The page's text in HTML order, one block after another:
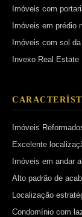
Imóveis com
Imóveis em prédio
Imóveis com sol
Invexo Real Estate
Imóveis
Excelente
Imóveis em andar
Alto padrão de
Localização
Condomínio com